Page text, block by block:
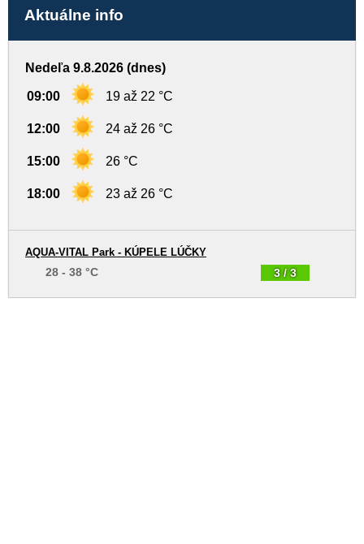
Aktuálne info
Nedeľa 9.8.2026 (dnes)
09:00 19 až 22 °C
12:00 24 až 26 °C
15:00 26 °C
18:00 23 až 26 °C
3 / 3
AQUA-VITAL Park - KÚPELE LÚČKY
28 - 38 °C